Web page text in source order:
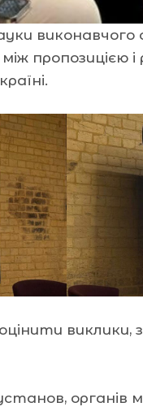
виконавчого
пропозицією
органів